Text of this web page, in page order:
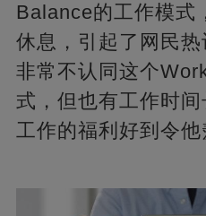
Balance的工作模式
休息，引起了网民
非常不认同这个
式，但也有工作时
工作的福利好到令他